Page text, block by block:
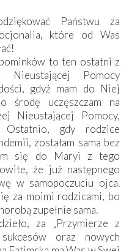
Państwu za
które od Was
to ten ostatni z
Pomocy
gdyż mam do Niej
środę uczęszczam na
Nieustającej Pomocy,
gdy rodzice
zostałam sama bez
się do Maryi z tego
że już następnego
w samopoczuciu ojca.
za moimi rodzicami, bo
zupełnie sama.
za „Przymierze z
oraz nowych